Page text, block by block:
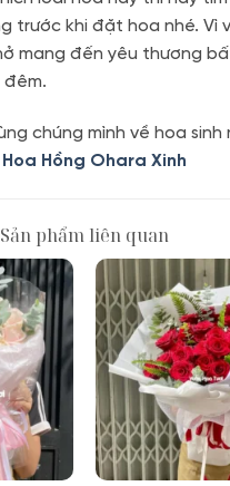
trước khi đặt hoa nhé. Vì
mang đến yêu thương
chúng mình về hoa
Hoa Hồng Ohara Xinh
Sản phẩm liên quan